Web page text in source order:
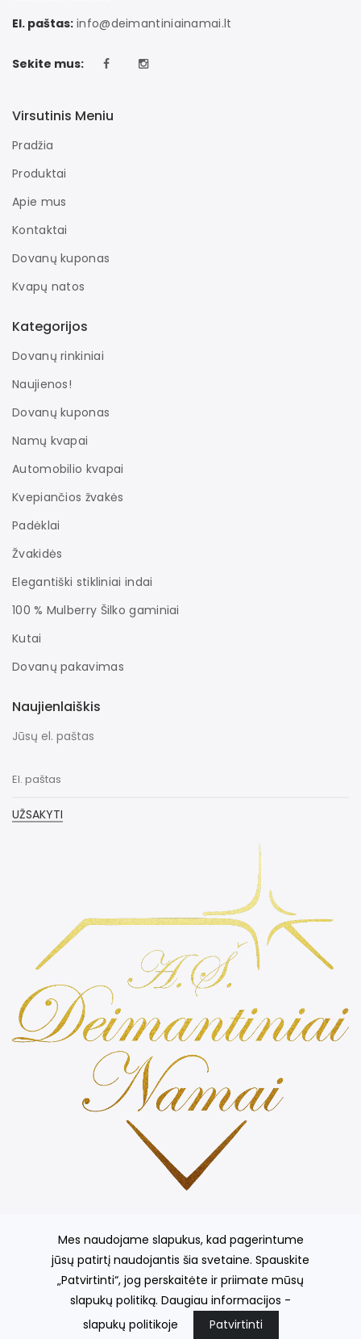
El. paštas: info@deimantiniainamai.lt
Sekite mus:
Virsutinis Meniu
Pradžia
Produktai
Apie mus
Kontaktai
Dovanų kuponas
Kvapų natos
Kategorijos
Dovanų rinkiniai
Naujienos!
Dovanų kuponas
Namų kvapai
Automobilio kvapai
Kvepiančios žvakės
Padėklai
Žvakidės
Elegantiški stikliniai indai
100 % Mulberry Šilko gaminiai
Kutai
Dovanų pakavimas
Naujienlaiškis
Jūsų el. paštas
kvepiančios gėlės, išskirtinių indų kolekcija, šilko gaminiai ir
A.Š. Deimantiniai Namai
el. parduotuvių nuomafronto.lt
Mes naudojame slapukus, kad pagerintume
jūsų patirtį naudojantis šia svetaine. Spauskite
„Patvirtinti“, jog perskaitėte ir priimate mūsų
slapukų politiką. Daugiau informacijos -
slapukų politikoje
Patvirtinti